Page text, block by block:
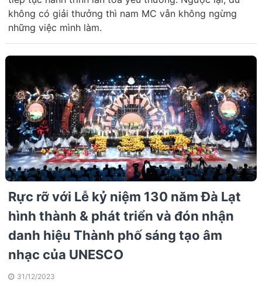
không có giải thưởng thì nam MC vẫn không ngừng
những việc mình làm.
Rực rỡ với Lễ kỷ niệm 130 năm Đà Lạt
hình thành & phát triển và đón nhận
danh hiệu Thành phố sáng tạo âm
nhạc của UNESCO
31/12/2023